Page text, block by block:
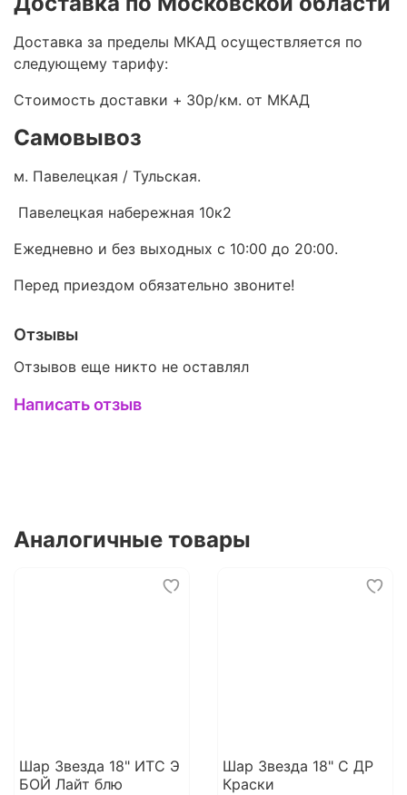
Доставка за пределы МКАД осуществляется по
следующему тарифу:
Стоимость доставки + 30р/км. от МКАД
Самовывоз
м. Павелецкая / Тульская.
Павелецкая набережная 10к2
Ежедневно и без выходных с 10:00 до 20:00.
Перед приездом обязательно звоните!
Отзывы
Отзывов еще никто не оставлял
Написать отзыв
Аналогичные товары
Шар Звезда 18" ИТС Э
БОЙ Лайт блю
Шар Звезда 18" С ДР
Краски